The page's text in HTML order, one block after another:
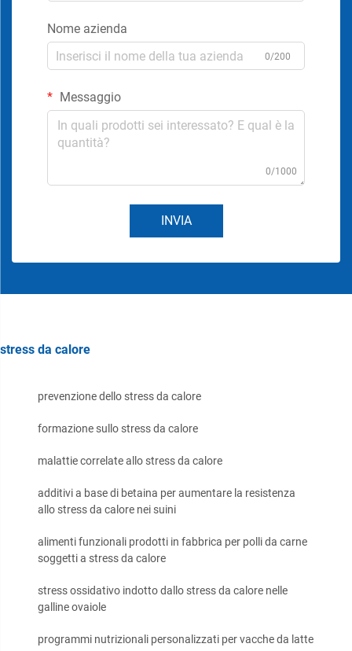
Nome azienda
0/200
Messaggio
0/1000
INVIA
stress da calore
prevenzione dello stress da calore
formazione sullo stress da calore
malattie correlate allo stress da calore
additivi a base di betaina per aumentare la resistenza
allo stress da calore nei suini
alimenti funzionali prodotti in fabbrica per polli da carne
soggetti a stress da calore
stress ossidativo indotto dallo stress da calore nelle
galline ovaiole
programmi nutrizionali personalizzati per vacche da latte